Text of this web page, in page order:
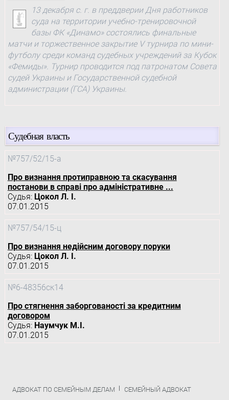
13 декабря с. г. в преддверии Дня работников
суда на территории учебно-тренировочной
базы ФК «Динамо» состоялись финальные
матчи и торжественное закрытие V турнира по мини-
футболу среди команд судебных учреждений за Кубок
«Фемиды». Турнир проводится под патронатом Совета
судей Украины и Государственной судебной
администрации (ГСА) Украины.
Судебная власть
№757/52/15-а
Про визнання протиправною та скасування
постанови в справі про адміністративне ...
Судья: Цокол Л. І.
07.01.2015
№757/54/15-ц
Про визнання недійсним договору поруки
Судья: Цокол Л. І.
07.01.2015
№6-48356ск14
Про стягнення заборгованості за кредитним
договором
Судья: Наумчук М.І.
07.01.2015
АДВОКАТ ПО СЕМЕЙНЫМ ДЕЛАМ СЕМЕЙНЫЙ АДВОКАТ